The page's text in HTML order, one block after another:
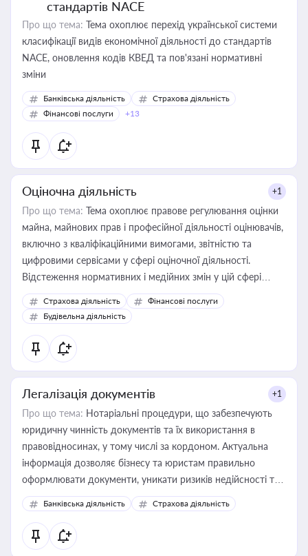
стандартів NACE
Про що тема: Тема охоплює перехід української системи
класифікації видів економічної діяльності до стандартів
NACE, оновлення кодів КВЕД та пов'язані нормативні
зміни
Банківська діяльність
Страхова діяльність
Фінансові послуги
+13
Оціночна діяльність +1
Про що тема: Тема охоплює правове регулювання оцінки
майна, майнових прав і професійної діяльності оцінювачів,
включно з кваліфікаційними вимогами, звітністю та
цифровими сервісами у сфері оціночної діяльності.
Відстеження нормативних і медійних змін у цій сфері
корисне для власника бізнесу, керівника, юриста або
бухгалтера під час оподаткування, приватизації, оренди
державного майна, корпоративних угод і перевірки
статусу суб'єктів оціночної діяльності
Страхова діяльність
Фінансові послуги
Будівельна діяльність
Легалізація документів +1
Про що тема: Нотаріальні процедури, що забезпечують
юридичну чинність документів та їх використання в
правовідносинах, у тому числі за кордоном. Актуальна
інформація дозволяє бізнесу та юристам правильно
оформлювати документи, уникати ризиків недійсності та
забезпечувати їх належне прийняття органами влади та
контрагентами
Банківська діяльність Страхова діяльність